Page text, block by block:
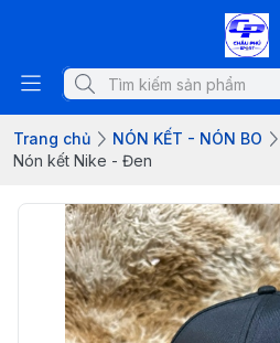
Trang chủ NÓN KẾT - NÓN BO
Nón kết Nike - Đen